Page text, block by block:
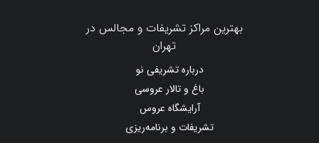
بهترین مراکز تشریفات و مجالس در
تهران
درباره تشریفی نو
باغ و تالار عروسی
آرایشگاه عروس
تشریفات و برنامه‌ریزی